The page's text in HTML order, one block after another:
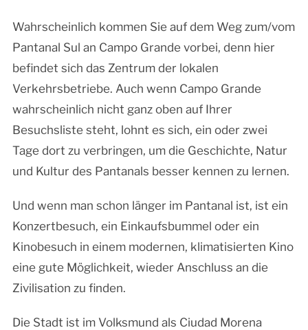
Wahrscheinlich kommen Sie auf dem Weg zum/vom
Pantanal Sul an Campo Grande vorbei, denn hier
befindet sich das Zentrum der lokalen
Verkehrsbetriebe. Auch wenn Campo Grande
wahrscheinlich nicht ganz oben auf Ihrer
Besuchsliste steht, lohnt es sich, ein oder zwei
Tage dort zu verbringen, um die Geschichte, Natur
und Kultur des Pantanals besser kennen zu lernen.
Und wenn man schon länger im Pantanal ist, ist ein
Konzertbesuch, ein Einkaufsbummel oder ein
Kinobesuch in einem modernen, klimatisierten Kino
eine gute Möglichkeit, wieder Anschluss an die
Zivilisation zu finden.
Die Stadt ist im Volksmund als Ciudad Morena